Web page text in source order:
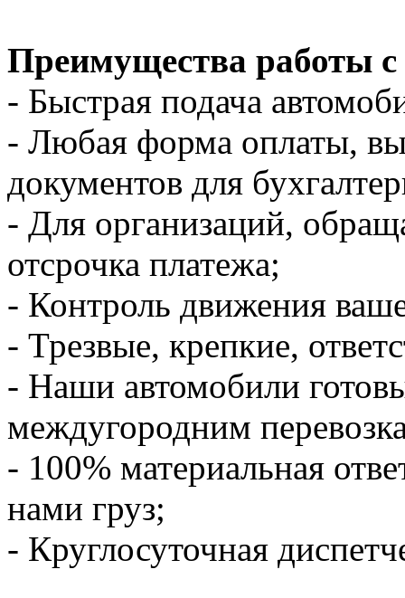
Преимущества работы
- Быстрая подача
- Любая форма оплаты,
документов для
- Для организаций,
отсрочка платежа;
- Контроль движения
- Трезвые, крепкие,
- Наши автомобили
междугородним
- 100% материальная
нами груз;
- Круглосуточная